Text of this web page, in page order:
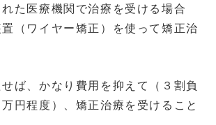
れた医療機関で治療を受ける場合
置（ワイヤー矯正）を使って矯正治
ば、かなり費用を抑えて（３割負
円程度）、矯正治療を受けること